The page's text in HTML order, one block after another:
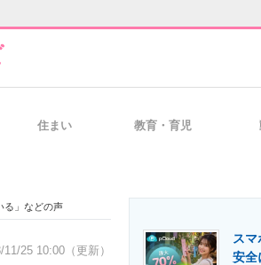
経営リーダーのコミュニティ
住まい 教育・育児
る」などの声
11/25 10:00（更新）
ス
安全